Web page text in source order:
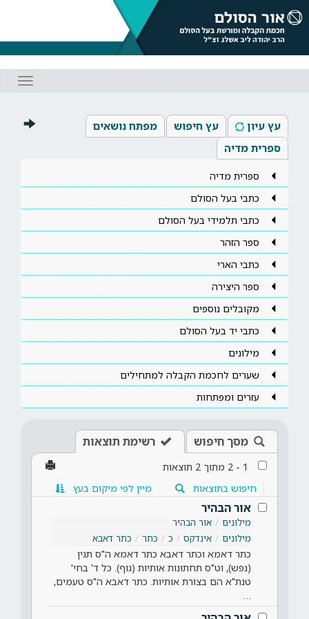
עץ עיון עץ חיפוש
מפתח נושאים
ספרית מדיה
ספרית מדיה
כתבי בעל הסולם
כתבי תלמידי בעל הסולם
ספר הזהר
כתבי הארי
ספר היצירה
מקובלים נוספים
כתבי יד בעל הסולם
מילונים
שערים לחכמת הקבלה למתחילים
עזרים ומפתחות
מסך חיפוש רשימת תוצאות
1
-
2 מתוך 2 תוצאות
חיפוש בתוצאות
מיין לפי מיקום בעץ
אור הבהיר
מילונים
אור הבהיר
מילונים
אינדקס כ כתר כתר דאבא
כתר דאמא וכתר דאבא כתר דאמא ה"ס תגין
(נפש), וט"ס תחתונות אותיות (גוף). כל ד' בחי'
טנת"א הם בצורת אותיות. כתר דאבא ה"ס טעמים,
…